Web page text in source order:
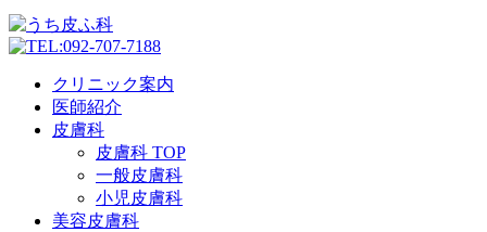
クリニック案内
医師紹介
皮膚科
皮膚科 TOP
一般皮膚科
小児皮膚科
美容皮膚科